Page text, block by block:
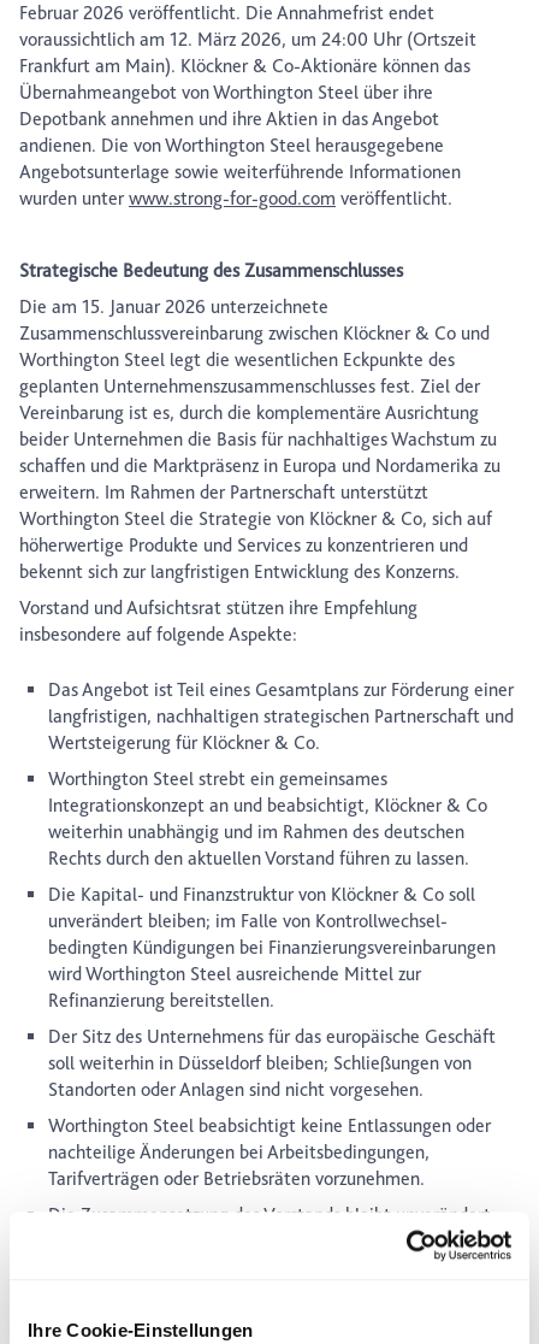
Ihre Cookie-Einstellungen
Februar 2026 veröffentlicht. Die Annahmefrist endet
voraussichtlich am 12. März 2026, um 24:00 Uhr (Ortszeit
Frankfurt am Main). Klöckner & Co-Aktionäre können das
Übernahmeangebot von Worthington Steel über ihre
Depotbank annehmen und ihre Aktien in das Angebot
andienen. Die von Worthington Steel herausgegebene
Angebotsunterlage sowie weiterführende Informationen
wurden unterwww.strong-for-good.com veröffentlicht.
Strategische Bedeutung des Zusammenschlusses
Die am 15. Januar 2026 unterzeichnete
Zusammenschlussvereinbarung zwischen Klöckner & Co und
Worthington Steel legt die wesentlichen Eckpunkte des
geplanten Unternehmenszusammenschlusses fest. Ziel der
Vereinbarung ist es, durch die komplementäre Ausrichtung
beider Unternehmen die Basis für nachhaltiges Wachstum zu
schaffen und die Marktpräsenz in Europa und Nordamerika zu
erweitern. Im Rahmen der Partnerschaft unterstützt
Worthington Steel die Strategie von Klöckner & Co, sich auf
höherwertige Produkte und Services zu konzentrieren und
bekennt sich zur langfristigen Entwicklung des Konzerns.
Vorstand und Aufsichtsrat stützen ihre Empfehlung
insbesondere auf folgende Aspekte:
Das Angebot ist Teil eines Gesamtplans zur Förderung einer
langfristigen, nachhaltigen strategischen Partnerschaft und
Wertsteigerung für Klöckner & Co.
Worthington Steel strebt ein gemeinsames
Integrationskonzept an und beabsichtigt, Klöckner & Co
weiterhin unabhängig und im Rahmen des deutschen
Rechts durch den aktuellen Vorstand führen zu lassen.
Die Kapital- und Finanzstruktur von Klöckner & Co soll
unverändert bleiben; im Falle von Kontrollwechsel-
bedingten Kündigungen bei Finanzierungsvereinbarungen
wird Worthington Steel ausreichende Mittel zur
Refinanzierung bereitstellen.
Der Sitz des Unternehmens für das europäische Geschäft
soll weiterhin in Düsseldorf bleiben; Schließungen von
Standorten oder Anlagen sind nicht vorgesehen.
Worthington Steel beabsichtigt keine Entlassungen oder
nachteilige Änderungen bei Arbeitsbedingungen,
Tarifverträgen oder Betriebsräten vorzunehmen.
Die Zusammensetzung des Vorstands bleibt unverändert;
der Vorstand genießt das volle Vertrauen des Aufsichtsrats.
strategischer Partner angemessen vertreten sein.